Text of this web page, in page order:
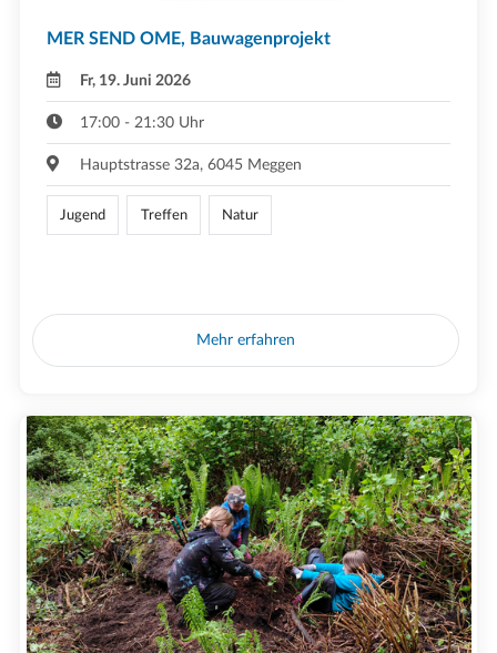
MER SEND OME, Bauwagenprojekt
Fr, 19. Juni 2026
17:00 - 21:30 Uhr
Hauptstrasse 32a, 6045 Meggen
Jugend Treffen Natur
Mehr erfahren